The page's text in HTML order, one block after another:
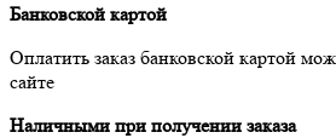
Банковской картой
Оплатить заказ банковской картой
сайте
Наличными при получении заказа